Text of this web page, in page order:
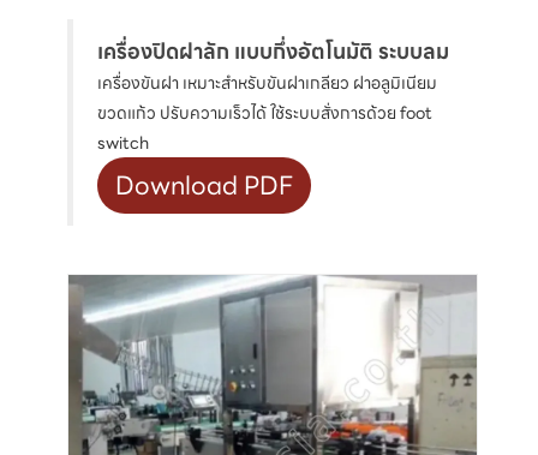
เครื่องปิดฝาลัก แบบกึ่งอัตโนมัติ ระบบลม
เครื่องขันฝา เหมาะสำหรับขันฝาเกลียว ฝาอลูมิเนียม
ขวดแก้ว ปรับความเร็วได้ ใช้ระบบสั่งการด้วย foot
switch
Download PDF